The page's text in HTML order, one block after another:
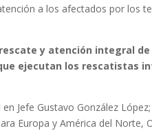
a los afectados por los
y atención integral
ejecutan los rescatistas
Jefe Gustavo González
Europa y América del Norte,